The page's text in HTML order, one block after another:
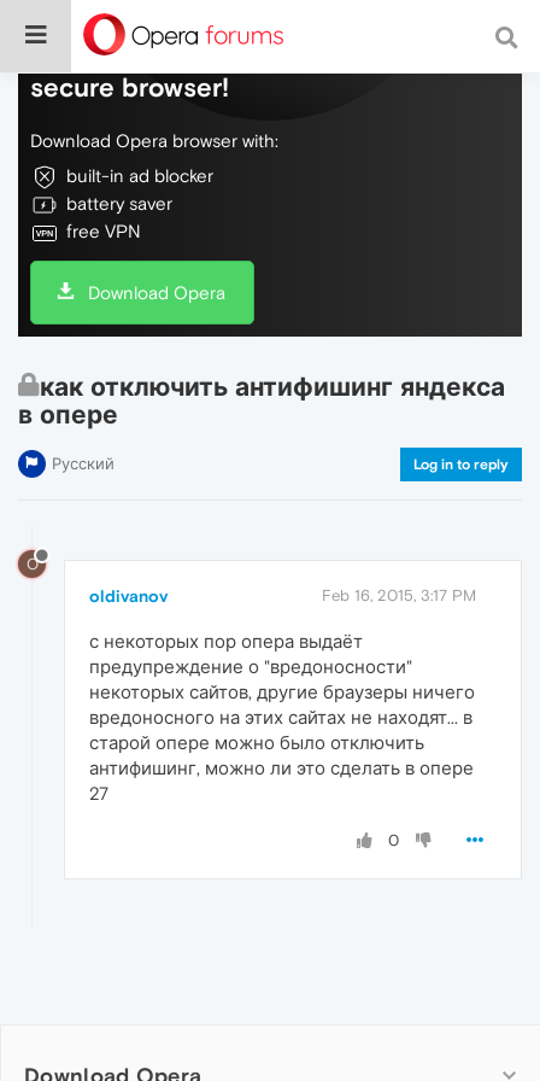
Do more on the web, with a fast and
secure browser!
Download Opera browser with:
built-in ad blocker
battery saver
free VPN
Download Opera
как отключить антифишинг яндекса
в опере
Русский Log in to reply
O
oldivanov Feb 16, 2015, 3:17 PM
с некоторых пор опера выдаёт
предупреждение о "вредоносности"
некоторых сайтов, другие браузеры ничего
вредоносного на этих сайтах не находят... в
старой опере можно было отключить
антифишинг, можно ли это сделать в опере
27
0
Download Opera